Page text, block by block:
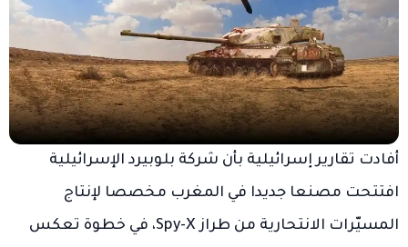
أفادت تقارير إسرائيلية بأن شركة بلوبيرد الإسرائيلية
افتتحت مصنعا جديدا في المغرب مخصصا لإنتاج
المسيّرات الانتحارية من طراز Spy-X، في خطوة تعكس